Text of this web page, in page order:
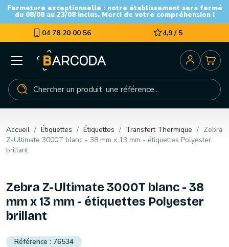
Fermeture exceptionnelle : notre établissement sera fermé
du 08/08 au 23/08 inclus. Merci de votre compréhension !
04 78 20 00 56 4,9 / 5
Accueil Étiquettes Étiquettes Transfert Thermique
Zebra
Z-Ultimate 3000T blanc - 38 mm x 13 mm - étiquettes Polyester
brillant
Zebra Z-Ultimate 3000T blanc - 38
mm x 13 mm - étiquettes Polyester
brillant
76534